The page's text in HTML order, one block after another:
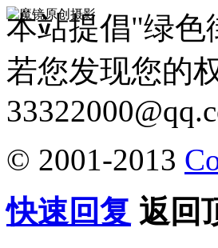
本站提倡"绿色
若您发现您的
© 2001-2013
快速回复 返回